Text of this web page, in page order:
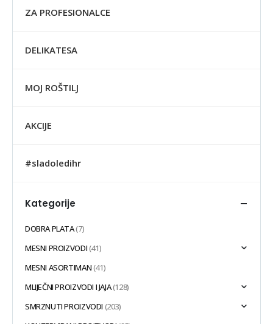
ZA PROFESIONALCE
DELIKATESA
MOJ ROŠTILJ
AKCIJE
#sladoledihr
Kategorije
DOBRA PLATA(7)
MESNI PROIZVODI(41)
MESNI ASORTIMAN(41)
MLIJEČNI PROIZVODI I JAJA(128)
SMRZNUTI PROIZVODI (203)